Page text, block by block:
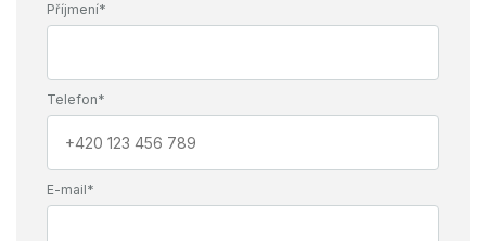
Příjmení*
Telefon*
E-mail*